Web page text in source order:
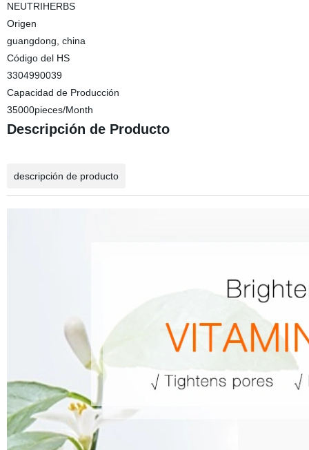
NEUTRIHERBS
Origen
guangdong, china
Código del HS
3304990039
Capacidad de Producción
35000pieces/Month
Descripción de Producto
descripción de producto